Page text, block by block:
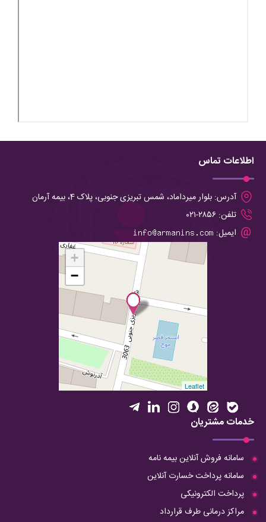
اطلاعات تماس
آدرس: بلوار میرداماد، شمس تبریزی جنوبی، پلاک 4، بیمه آرمان
تلفن: ۲۸۵۶-۰۲۱
ایمیل:
+
−
Leaflet
خدمات مشتریان
سامانه فروش آنلاین بیمه نامه
سامانه پرداخت خسارت آنلاین
پرداخت الکترونیکی
مراکز درمانی طرف قرارداد